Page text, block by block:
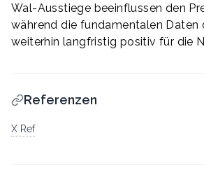
Wal-Ausstiege beeinflussen den
während die fundamentalen Daten
weiterhin langfristig positiv für die
Referenzen
X Ref